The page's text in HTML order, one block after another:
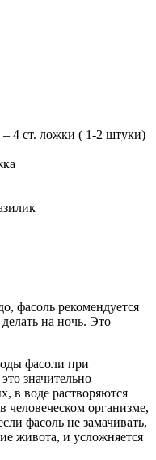
4 ст. ложки ( 1-2 штуки)
фасоль рекомендуется
на ночь. Это
фасоли при
значительно
в воде растворяются
человеческом организме,
фасоль не замачивать,
живота, и усложняется